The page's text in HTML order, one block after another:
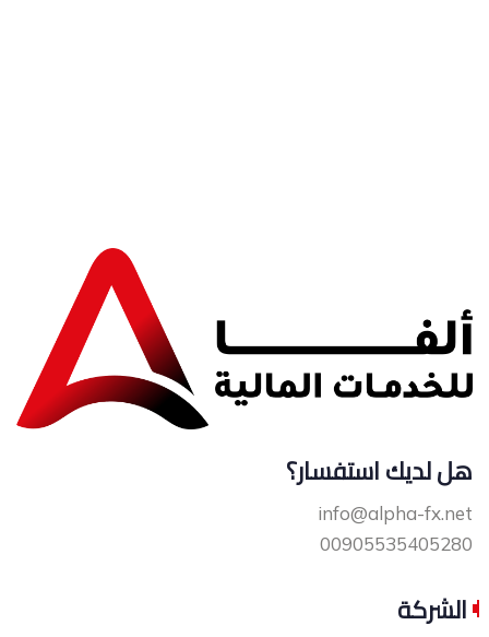
هل لديك استفسار؟
info@alpha-fx.net
00905535405280
الشركة